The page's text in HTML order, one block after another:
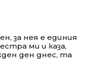
за нея е единия
ми и каза,
ден днес, та